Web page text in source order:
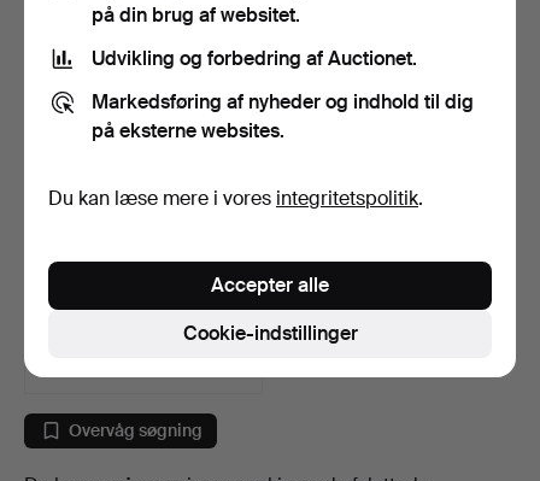
KISTE, almue, 1700/1800-
8 dage
Overvåg søgning
på din brug af websitet.
Udvikling og forbedring af Auctionet.
Markedsføring af nyheder og indhold til dig
på eksterne websites.
Du kan læse mere i vores integritetspolitik.
Cookie-indstillinger
Accepter alle